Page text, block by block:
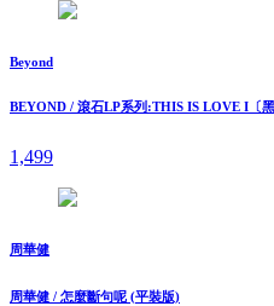
Beyond
BEYOND / 滾石LP系列:THIS IS LOVE I〔黑
1,499
周華健
周華健 / 怎麼斷句呢 (平裝版)